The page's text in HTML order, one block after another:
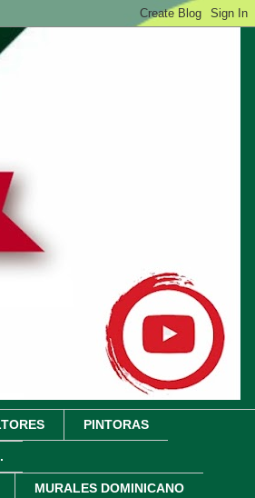
PINTORAS
MURALES DOMINICANO